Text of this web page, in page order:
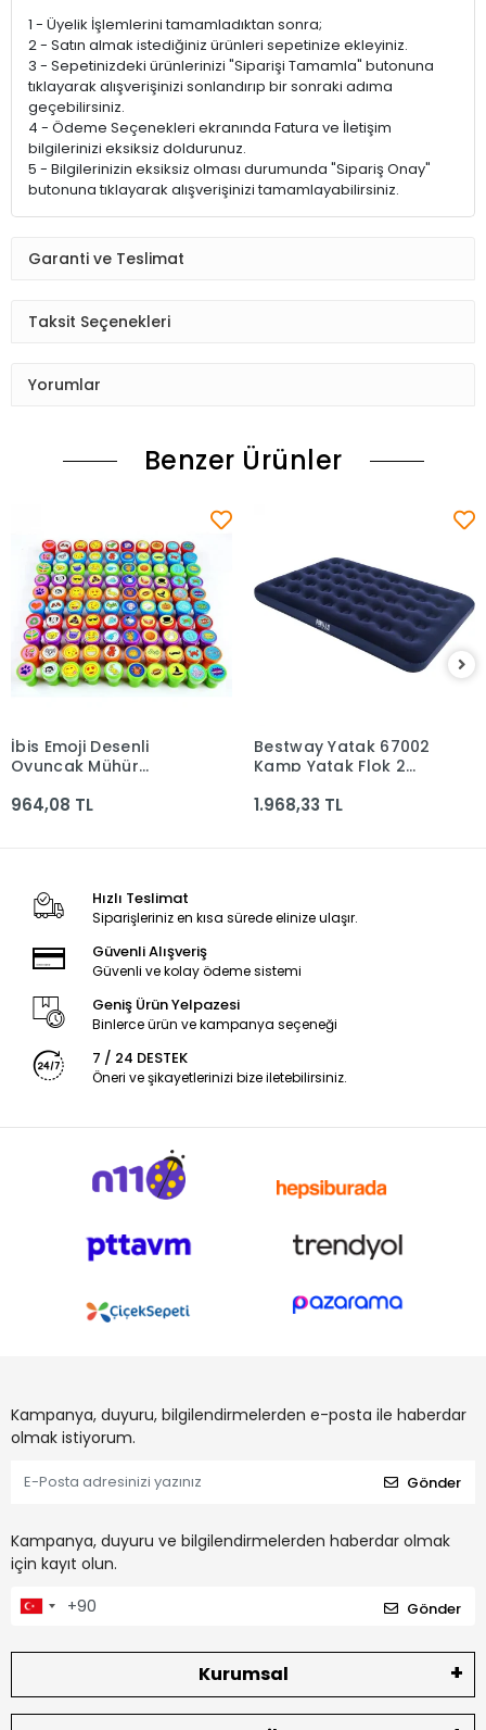
1 - Üyelik İşlemlerini tamamladıktan sonra;
2 - Satın almak istediğiniz ürünleri sepetinize ekleyiniz.
3 - Sepetinizdeki ürünlerinizi "Siparişi Tamamla" butonuna
tıklayarak alışverişinizi sonlandırıp bir sonraki adıma
geçebilirsiniz.
4 - Ödeme Seçenekleri ekranında Fatura ve İletişim
bilgilerinizi eksiksiz doldurunuz.
5 - Bilgilerinizin eksiksiz olması durumunda "Sipariş Onay"
butonuna tıklayarak alışverişinizi tamamlayabilirsiniz.
Garanti ve Teslimat
Taksit Seçenekleri
Yorumlar
Benzer Ürünler
Sepete Ekle
İbis Emoji Desenli
Oyuncak Mühür
964,08 TL
Sepete Ekle
Bestway Yatak 67002
Kamp Yatak Flok 2
916225 *4
1.968,33 TL
Hızlı Teslimat
Siparişleriniz en kısa sürede elinize ulaşır.
Güvenli Alışveriş
Güvenli ve kolay ödeme sistemi
Geniş Ürün Yelpazesi
Binlerce ürün ve kampanya seçeneği
7 / 24 DESTEK
Öneri ve şikayetlerinizi bize iletebilirsiniz.
Kampanya, duyuru, bilgilendirmelerden e-posta ile haberdar
olmak istiyorum.
Gönder
Kampanya, duyuru ve bilgilendirmelerden haberdar olmak
için kayıt olun.
Gönder
Kurumsal